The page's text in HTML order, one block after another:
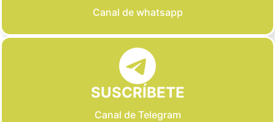
Canal de whatsapp
SUSCRÍBETE
Canal de Telegram